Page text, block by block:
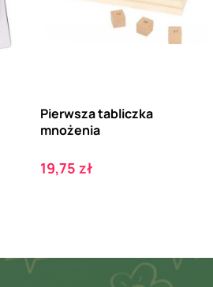
Pierwsza tabliczka
mnożenia
Cena
19,75 zł